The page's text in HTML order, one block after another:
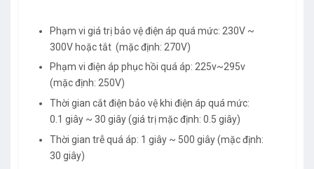
Phạm vi giá trị bảo vệ điện áp quá mức: 230V ~
300V hoặc tắt (mặc định: 270V)
Phạm vi điện áp phục hồi quá áp: 225v~295v
(mặc định: 250V)
Thời gian cắt điện bảo vệ khi điện áp quá mức:
0.1 giây ~ 30 giây (giá trị mặc định: 0.5 giây)
Thời gian trễ quá áp: 1 giây ~ 500 giây (mặc định:
30 giây)